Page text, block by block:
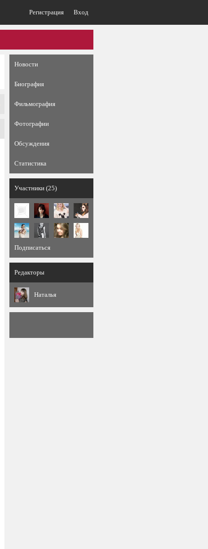
Регистрация Вход
Новости
Биография
Фильмография
Фотографии
Обсуждения
Статистика
Участники (25)
Подписаться
Редакторы
Наталья